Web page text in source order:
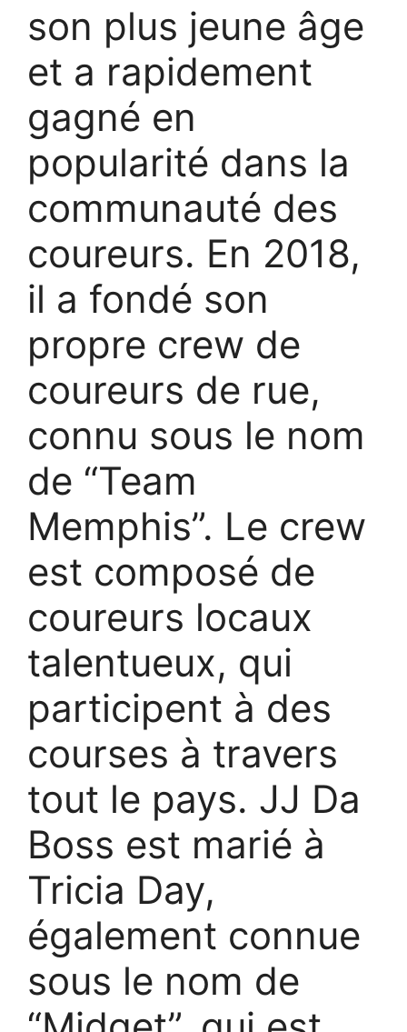
son plus jeune âge
et a rapidement
gagné en
popularité dans la
communauté des
coureurs. En 2018,
il a fondé son
propre crew de
coureurs de rue,
connu sous le nom
de “Team
Memphis”. Le crew
est composé de
coureurs locaux
talentueux, qui
participent à des
courses à travers
tout le pays. JJ Da
Boss est marié à
Tricia Day,
également connue
sous le nom de